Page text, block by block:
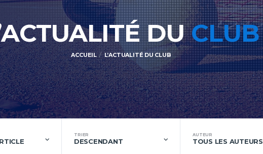
DUCLUB
ACCUEIL L’ACTUALITÉ DU CLUB
TRIER
DESCENDANT
AUTEUR
TOUS LES AUTEURS